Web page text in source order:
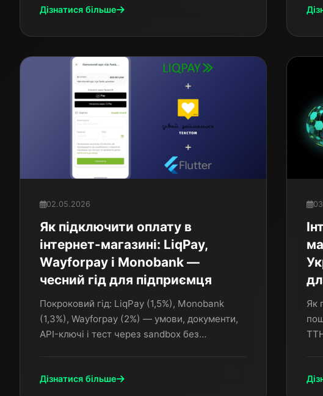
Дізнатися більше
02.05.2026
Як підключити оплату в
інтернет-магазині: LiqPay,
Wayforpay і Monobank —
чесний гід для підприємця
Покроковий гід: LiqPay (1,5%), Monobank
(1,3%), Wayforpay (2%) — умови, документи,
API-ключі і тест через sandbox без
Дізнатися більше
Як